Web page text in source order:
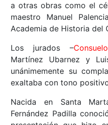
a otras obras como el
maestro Manuel
Academia de Historia del
Los jurados –
Martínez Ubarnez y
unánimemente su
exaltaba con tono
Nacida en Santa
Fernández Padilla